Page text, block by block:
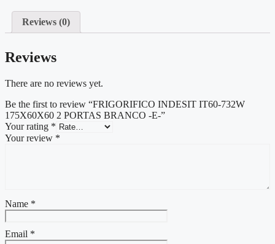
Reviews (0)
Reviews
There are no reviews yet.
Be the first to review “FRIGORIFICO INDESIT IT60-732W
175X60X60 2 PORTAS BRANCO -E-”
Your rating *
Your review *
Name *
Email *